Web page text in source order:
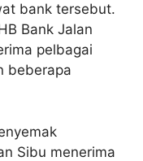
bank tersebut.
Bank Jalan
pelbagai
beberapa
Sibu menerima